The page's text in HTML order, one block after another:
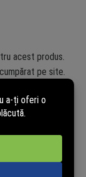
acest produs.
pe site.